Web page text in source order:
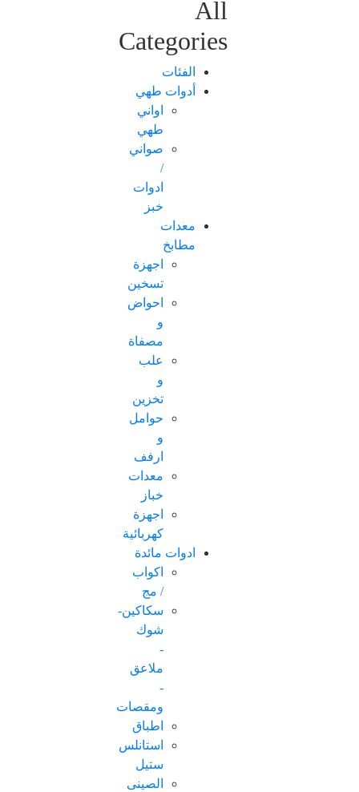
All
Categories
الفئات
أدوات طهي
اواني
طهي
صواني
ادوات
خبز
معدات
مطابخ
اجهزة
تسخين
احواض
مصفاة
علب
تخزين
حوامل
ارفف
معدات
خباز
اجهزة
كهربائية
ادوات مائدة
اكواب
/ مج
سكاكین-
شوك
ملاعق
ومقصات
اطباق
استانلس
ستيل
الصينى